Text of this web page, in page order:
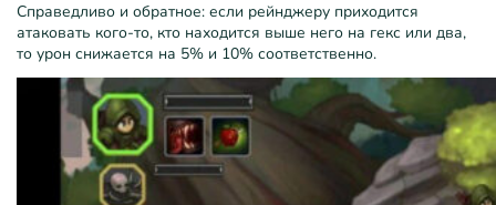
Справедливо и обратное: если рейнджеру приходится
атаковать кого-то, кто находится выше него на гекс или два,
то урон снижается на 5% и 10% соответственно.